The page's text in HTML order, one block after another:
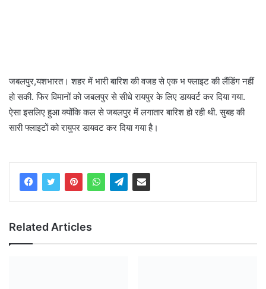
जबलपुर,यशभारत। शहर में भारी बारिश की वजह से एक भ फ्लाइट की लैंडिंग नहीं
हो सकी. फिर विमानों को जबलपुर से सीधे रायपुर के लिए डायवर्ट कर दिया गया.
ऐसा इसलिए हुआ क्योंकि कल से जबलपुर में लगातार बारिश हो रही थी. सुबह की
सारी फ्लाइटों को रायुपर डायवट कर दिया गया है।
Related Articles